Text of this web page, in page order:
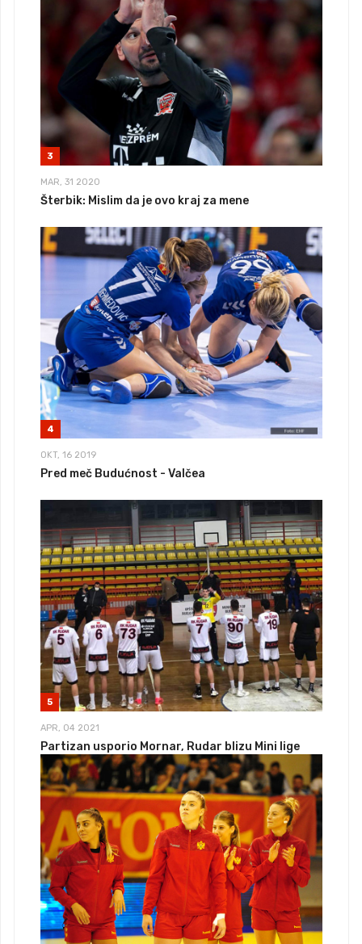
3
MAR, 31 2020
Šterbik: Mislim da je ovo kraj za mene
4
OKT, 16 2019
Pred meč Budućnost - Valčea
5
APR, 04 2021
Partizan usporio Mornar, Rudar blizu Mini lige